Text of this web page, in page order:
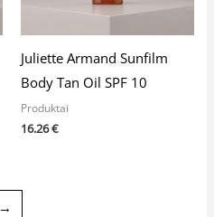
Juliette Armand Sunfilm
Body Tan Oil SPF 10
Produktai
16.26€
→